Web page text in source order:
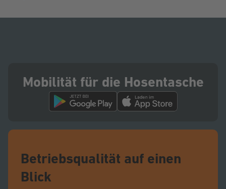
Mobilität für die Hosentasche
Betriebsqualität auf einen
Blick